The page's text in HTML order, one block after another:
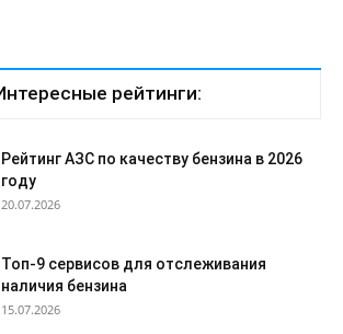
рейтинги:
Рейтинг АЗС по качеству бензина в 2026
году
20.07.2026
Топ-9 сервисов для отслеживания
наличия бензина
15.07.2026